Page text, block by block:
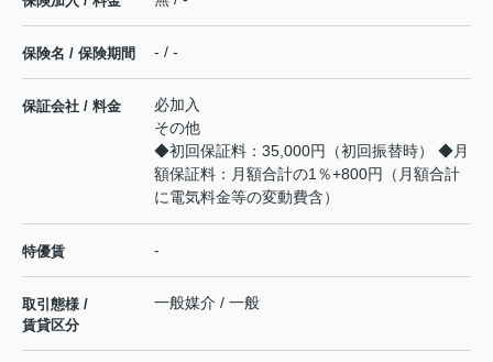
保険名 / 保険期間 - / -
保証会社 / 料金
必加入
その他
◆初回保証料：35,000円（初回振替時） ◆月
額保証料：月額合計の1％+800円（月額合計
に電気料金等の変動費含）
特優賃 -
取引態様 /
賃貸区分
一般媒介 / 一般